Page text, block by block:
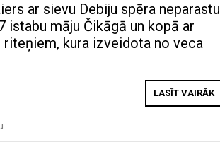
ar sievu Debiju spēra neparastu
istabu māju Čikāgā un kopā ar
kura izveidota no veca
LASĪT VAIRĀK